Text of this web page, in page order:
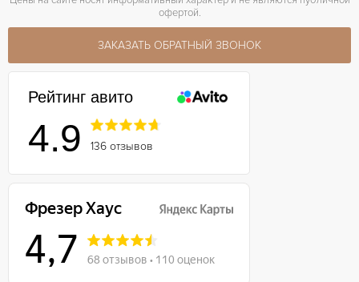
офертой.
ЗАКАЗАТЬ ОБРАТНЫЙ ЗВОНОК
Рейтинг авито
4.9 136 отзывов